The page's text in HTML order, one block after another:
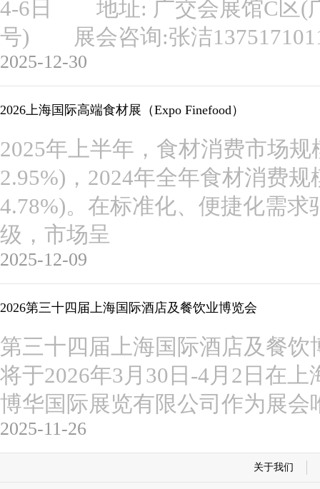
4-6日 地址: 广交会展馆C区(
号) 展会咨询:张洁
2025-12-30
2026上海国际高端食材展（Expo Finefood）
2025年上半年，食材消费市场
2.95%)，2024年全年食材消费
4.78%)。在标准化、便捷化需
级，市场呈
2025-12-09
2026第三十四届上海国际酒店及餐饮业博览会
第三十四届上海国际酒店及餐饮
将于2026年3月30日-4月2日在
博华国际展览有限公司作为展会
2025-11-26
关于我们